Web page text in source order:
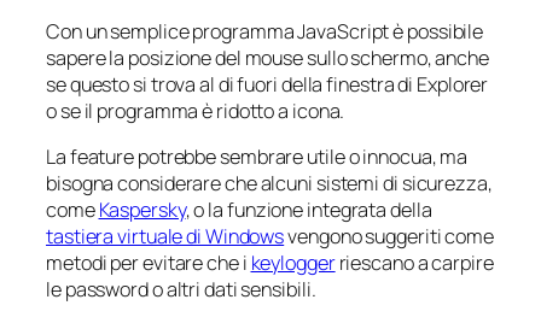
Con un semplice programma JavaScript è possibile
sapere la posizione del mouse sullo schermo, anche
se questo si trova al di fuori della finestra di Explorer
o se il programma è ridotto a icona.
Lafeaturepotrebbe sembrare utile o innocua, ma
bisogna considerare che alcuni sistemi di sicurezza,
comeKaspersky, o la funzione integrata della
tastiera virtuale di Windowsvengono suggeriti come
metodi per evitare che i keyloggerriescano a carpire
le password o altri dati sensibili.